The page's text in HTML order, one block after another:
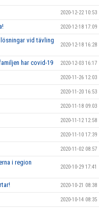
2020-12-22 10:53
2020-12-18 17:09
vid tävling
2020-12-18 16:28
har covid-19 2020-12-03 16:17
2020-11-26 12:03
2020-11-20 16:53
2020-11-18 09:03
2020-11-12 12:58
2020-11-10 17:39
2020-11-02 08:57
i region
2020-10-29 17:41
2020-10-21 08:38
2020-10-14 08:35